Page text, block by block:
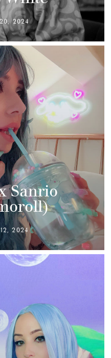
2024
Sanrio
2024